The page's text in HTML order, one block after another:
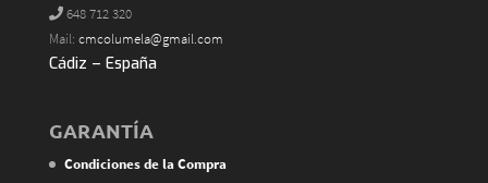
648 712 320
Mail: cmcolumela@gmail.com
Cádiz – España
GARANTÍA
Condiciones de la Compra